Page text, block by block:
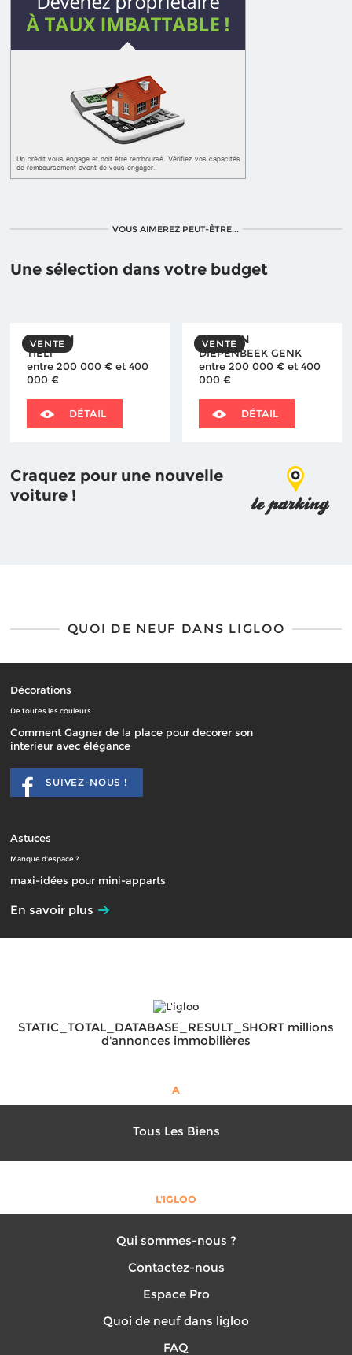
VOUS AIMEREZ PEUT-ÊTRE...
Une sélection dans votre budget
VENTE
MAISON
TIELT
entre 200 000 € et 400
000 €
DÉTAIL
VENTE
TERRAIN
DIEPENBEEK GENK
entre 200 000 € et 400
000 €
DÉTAIL
Craquez pour une nouvelle
voiture !
QUOI DE NEUF DANS LIGLOO
Décorations
De toutes les couleurs
Comment Gagner de la place pour decorer son
interieur avec élégance
SUIVEZ-NOUS !
Astuces
Manque d'espace ?
maxi-idées pour mini-apparts
En savoir plus
STATIC_TOTAL_DATABASE_RESULT_SHORT millions
d'annonces immobilières
A
Tous Les Biens
L'IGLOO
Qui sommes-nous ?
Contactez-nous
Espace Pro
Quoi de neuf dans ligloo
FAQ